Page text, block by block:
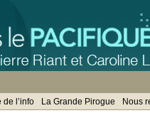
l’info La Grande Pirogue Nous